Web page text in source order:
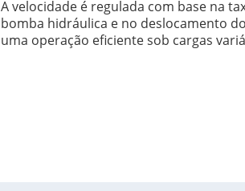
A velocidade é regulada com base na
bomba hidráulica e no deslocamento
uma operação eficiente sob cargas